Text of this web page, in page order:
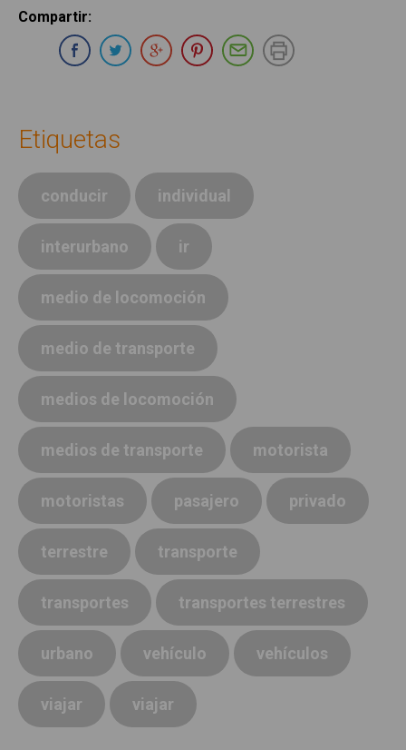
Compartir:
Compartir en Whatsapp
Compartir en Facebook
Compartir en Twitter
Compartir en Google Plus
Compartir en Pinterest
Compartir por E-
Etiquetas
conducir individual
interurbano ir
medio de locomoción
medio de transporte
medios de locomoción
medios de transporte motorista
motoristas pasajero privado
terrestre transporte
transportes transportes terrestres
urbano vehículo vehículos
viajar viajar